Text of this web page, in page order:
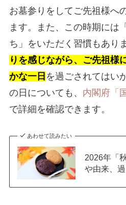
お墓参りをしてご先祖様へ
ます。また、この時期には
ち」をいただく習慣もあり
りを感じながら、ご先祖様
かな一日 を過ごされてはい
の日についても、 内閣府「
で詳細を確認できます。
あわせて読みたい
2026年「
や由来、